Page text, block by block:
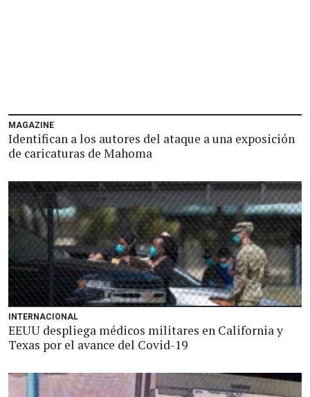
MAGAZINE
Identifican a los autores del ataque a una exposición
de caricaturas de Mahoma
INTERNACIONAL
EEUU despliega médicos militares en California y
Texas por el avance del Covid-19